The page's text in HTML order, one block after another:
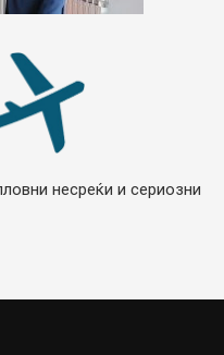
несреќи и сериозни